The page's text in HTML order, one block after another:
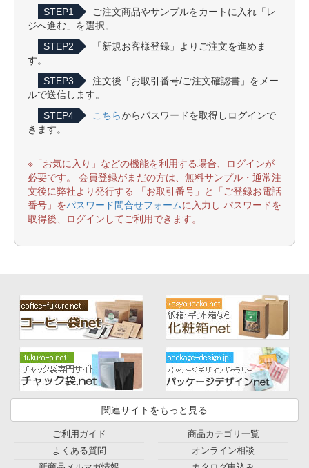
STEP1
ご注文商品やサンプルをカートに入れ「レ
ジへ進む」を選択。
STEP2
「新規お客様登録」よりご注文を進めま
す。
STEP3
注文後「お取引番号/ご注文確認書」をメー
ルで送信します。
STEP4
こちらからパスワードを取得しログインで
きます。
※「お気に入り」などの機能を利用する場合、ログインが
必要です。 会員登録がまだの方は、無料サンプル・通常注
文後に弊社より発行する 「お取引番号」と「ご登録お電話
番号」をパスワード問合せフォームに入力し パスワードを
取得後、ログインしてご利用できます。
関連サイトをもっと見る
ご利用ガイド
よくある質問
商品カテゴリ一覧
オンライン相談